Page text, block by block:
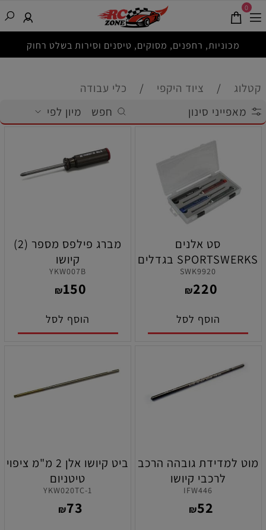
מכוניות, רחפנים, מסוקים, טיסנים וסירות בשלט רחוק
0
קטלוג / ציוד היקפי /
כלי עבודה
מאפייני סינון
חפש מיון לפי
סט אלנים
SPORTSWERKS בגדלים
1.5,2,2.5,3 מ"מ
SWK9920
₪220
הוסף לסל
מברג פילפס מספר (2)
קיושו
YKW007B
₪150
הוסף לסל
מוט למדידת גובהה הרכב
לרכבי קיושו
MP10/MP9/MP10Te
IFW446
₪52
ביט קיושו אלן 2 מ"מ ציפוי
טיטניום
YKW020TC-1
₪73